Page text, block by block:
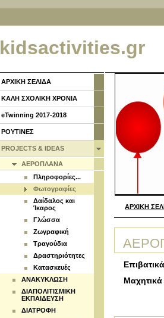
kidsactivities.gr
ΑΡΧΙΚΗ
ΑΡΧΙΚΗ ΣΕΛΙΔΑ
ΚΑΛΗ ΣΧΟΛΙΚΗ ΧΡΟΝΙΑ
eTwinning 2017-2018
ΡΟΥΤΙΝΕΣ
PROJECTS & IDEAS
ΑΕΡΟΠΛΑΝΑ
Πληροφορίες...
Φωτογραφίες
Δαίδαλος και
Ίκαρος
Γλώσσα
Ζωγραφική
Τραγούδια
Δραστηριότητες
Κατασκευές
ΑΝΑΚΥΚΛΩΣΗ
ΔΙΑΠΟΛΙΤΙΣΜΙΚΗ
ΕΚΠΑΙΔΕΥΣΗ
ΔΙΑΤΡΟΦΗ